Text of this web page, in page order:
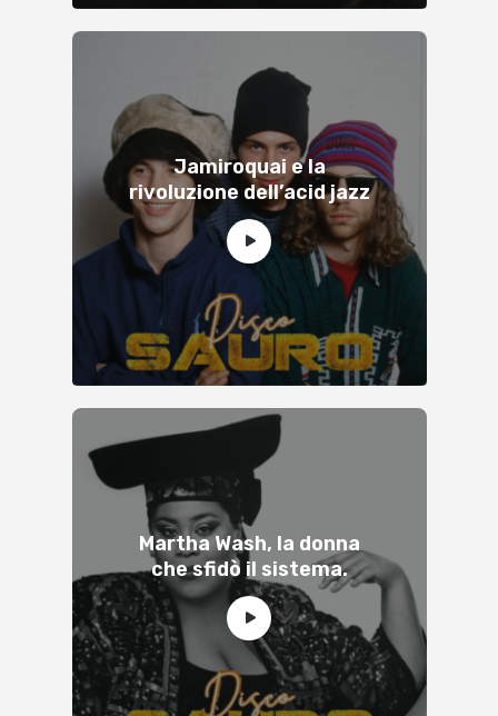
Jamiroquai e la
rivoluzione dell’acid jazz
Martha Wash, la donna
che sfidò il sistema.